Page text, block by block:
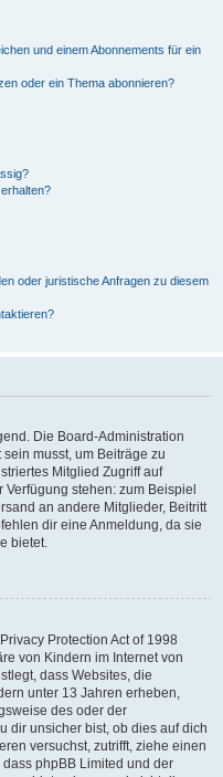
und einem Abonnements für ein
oder ein Thema abonnieren?
oder juristische Anfragen zu diesem
Die Board-Administration
musst, um Beiträge zu
Mitglied Zugriff auf
stehen: zum Beispiel
an andere Mitglieder, Beitritt
dir eine Anmeldung, da sie
bietet.
Protection Act of 1998
von Kindern im Internet von
dass Websites, die
unter 13 Jahren erheben,
des oder der
dir unsicher bist, ob dies auf dich
versuchst, zutrifft, ziehe einen
phpBB Limited und der